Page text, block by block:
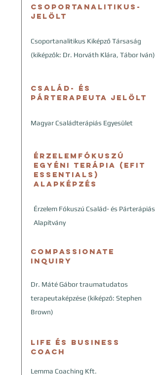
Csoportanalitikus-
jelölt
Csoportanalitikus Kiképző Társaság
(kiképzők: Dr. Horváth Klára, Tábor Iván)
Család- és
párterapeuta jelölt
Magyar Családterápiás Egyesület
​Érzelemfókuszú
egyéni terápia (EFIT
Essentials)
alapképzés
Érzelem Fókuszú Család- és Párterápiás
Alapítvány
​Compassionate
Inquiry
Dr. Máté Gábor traumatudatos
terapeutaképzése (kiképző: Stephen
Brown)
​Life és Business
Coach
Lemma Coaching Kft.​